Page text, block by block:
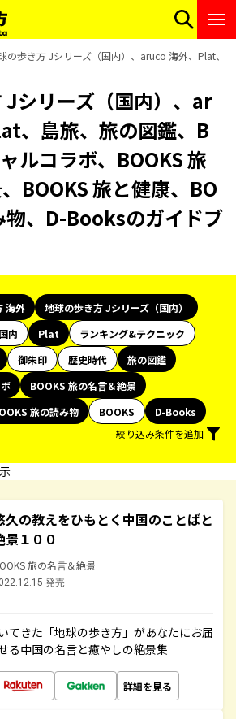
の歩き方 Jシリーズ（国内）、aruco 海外、Plat、
Jシリーズ（国内）、ar
、島旅、旅の図鑑、B
ルコラボ、BOOKS 旅
BOOKS 旅と健康、BO
物、D-Booksのガイドブ
海外
地球の歩き方 Jシリーズ（国内）
内 Plat
ランキング&テクニック
御朱印 歴史時代
旅の図鑑
BOOKS 旅の名言＆絶景
旅の読み物 BOOKS
D-Books
絞り込み条件を追加
久の教えをひもとく中国のことばと
景１００
旅の名言＆絶景
発売
てきた「地球の歩き方」があなたにお届
る中国の名言と癒やしの絶景集
詳細を見る